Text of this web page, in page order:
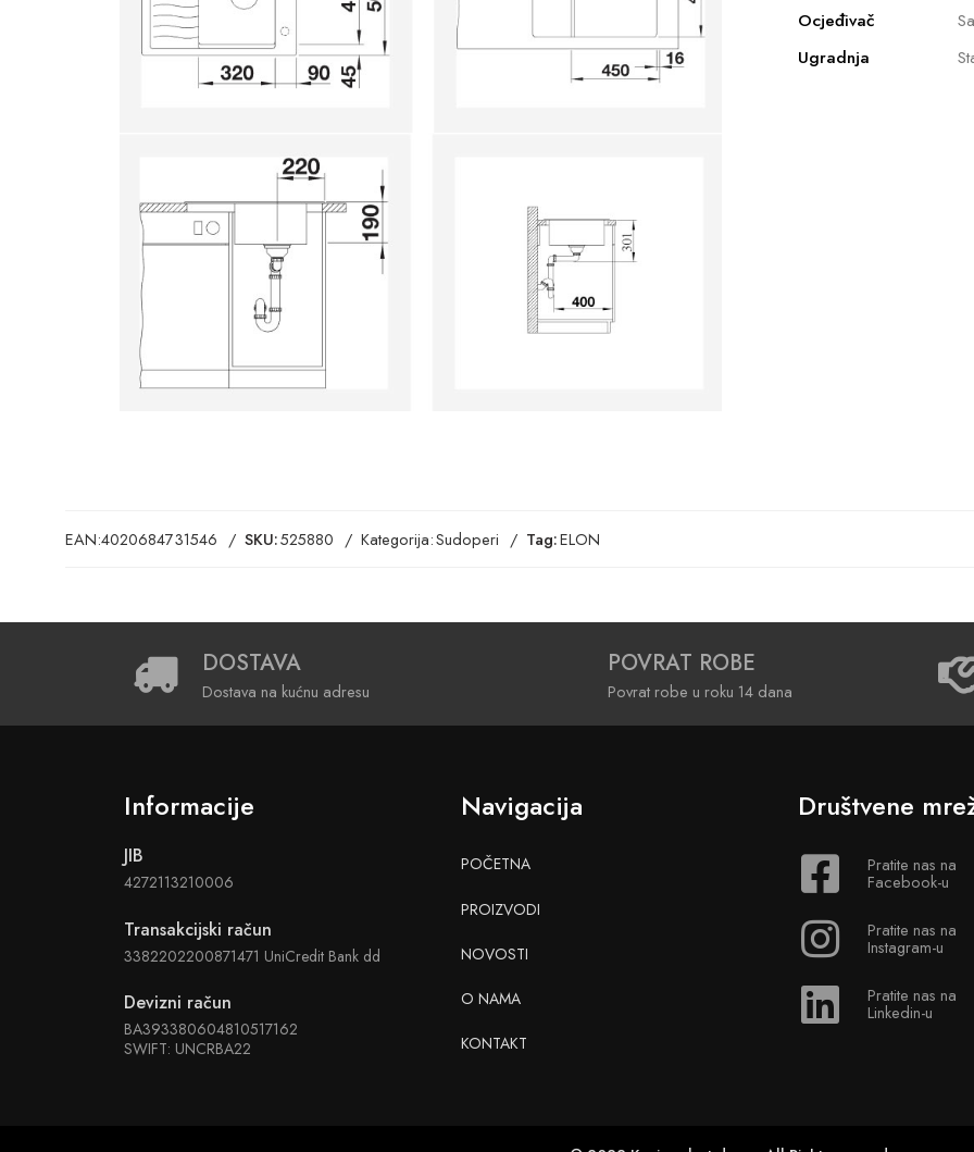
Ocjeđivač
Ugradnja
EAN:4020684731546 SKU:525880 Kategorija:Sudoperi Tag:ELON
DOSTAVA
Dostava na kućnu adresu
POVRAT ROBE
Povrat robe u roku 14 dana
Informacije
JIB
4272113210006
Transakcijski račun
3382202200871471 UniCredit Bank dd
Devizni račun
BA393380604810517162
SWIFT: UNCRBA22
Navigacija
POČETNA
PROIZVODI
NOVOSTI
O NAMA
KONTAKT
Društvene
Pratite nas na
Facebook-u
Pratite nas na
Instagram-u
Pratite nas na
Linkedin-u